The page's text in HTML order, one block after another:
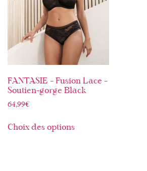
FANTASIE – Fusion Lace –
Soutien-gorge Black
64,99€
Choix des options